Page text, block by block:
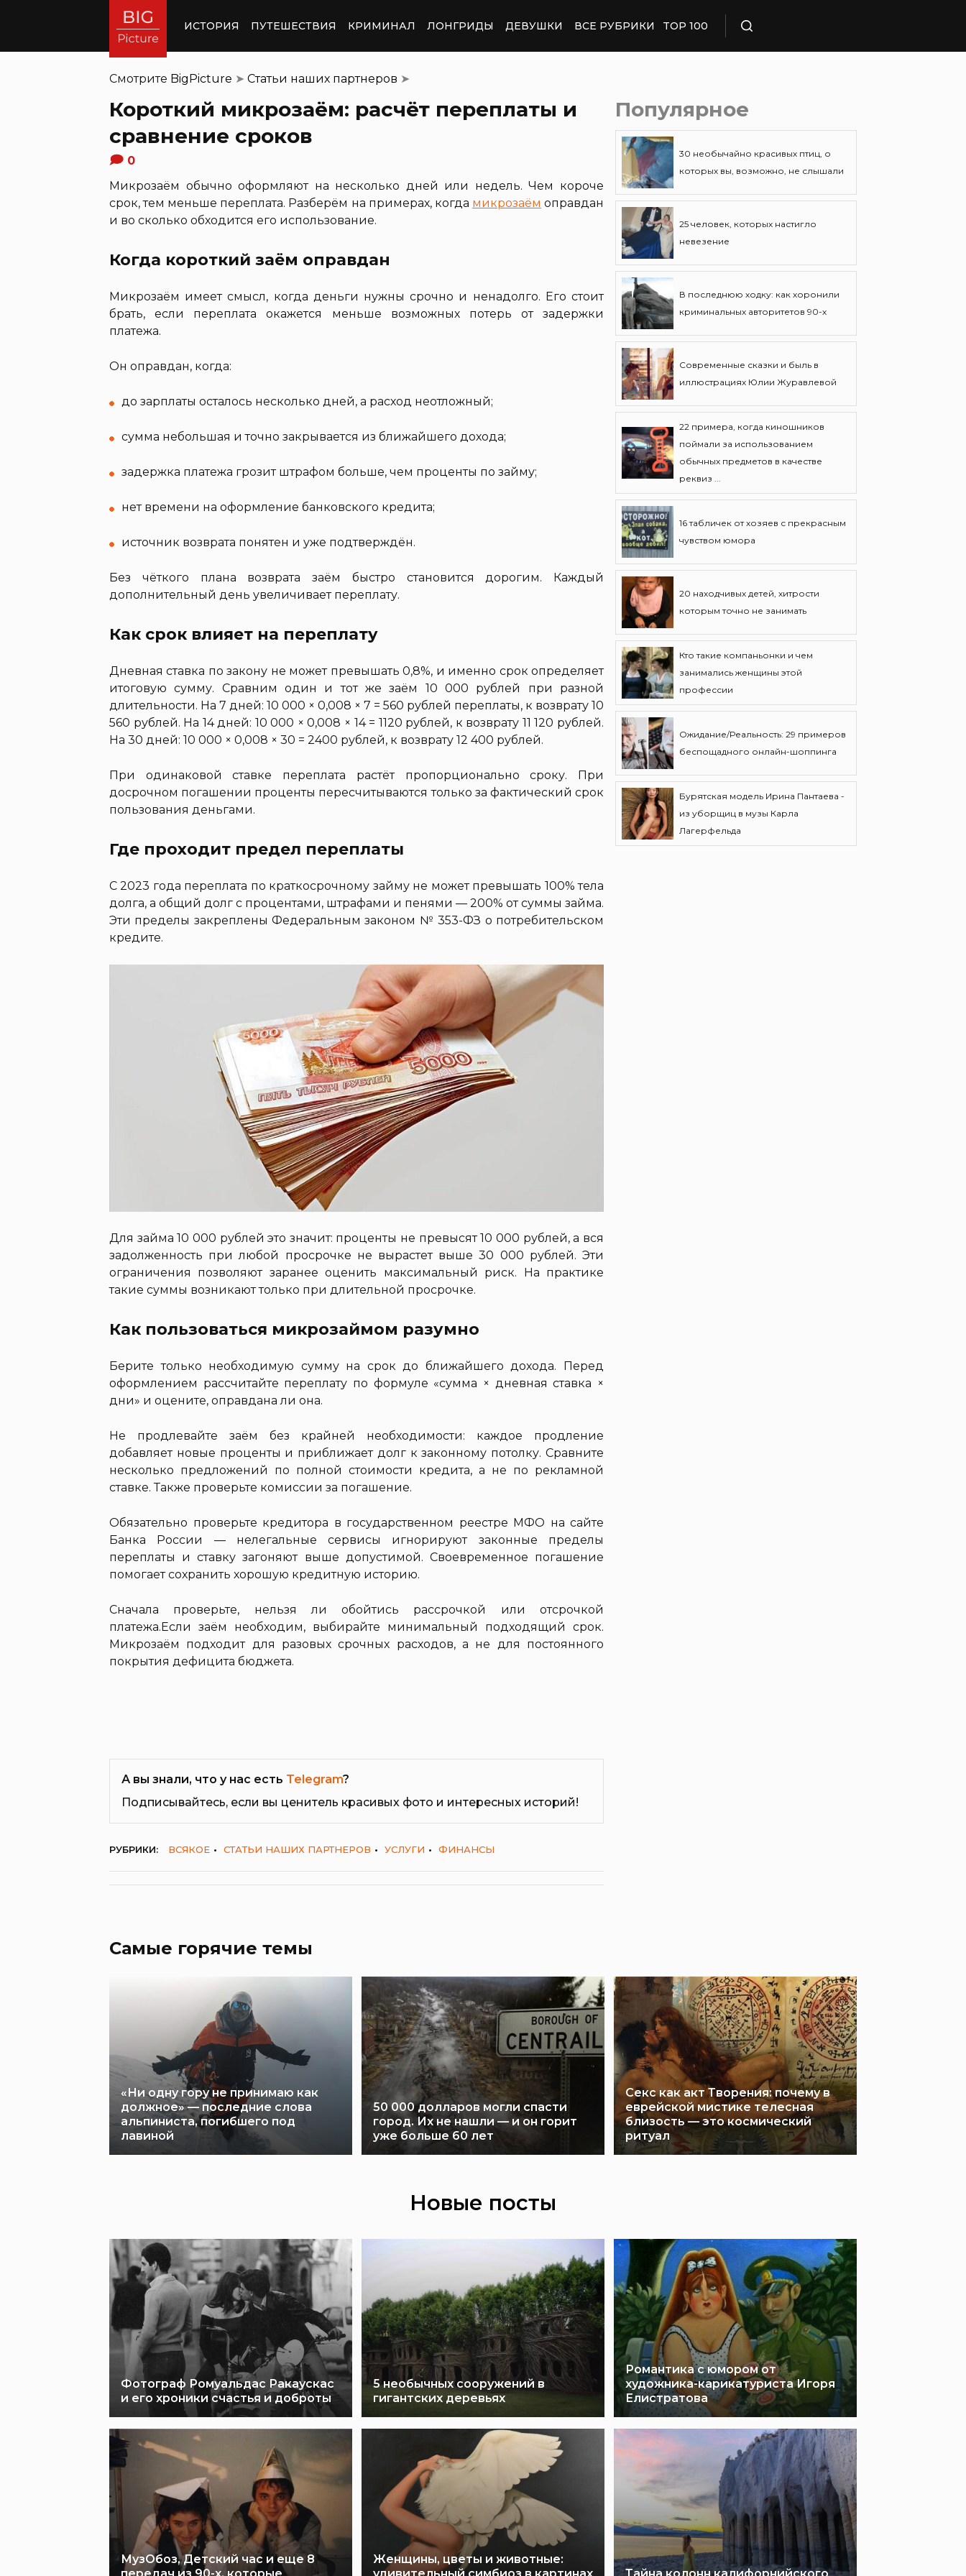
ИСТОРИЯ ПУТЕШЕСТВИЯ КРИМИНАЛ ЛОНГРИДЫ ДЕВУШКИ ВСЕ РУБРИКИ TOP 100
Смотрите BigPicture ➤ Статьи наших партнеров ➤
Короткий микрозаём: расчёт переплаты и
сравнение сроков
0
Микрозаём обычно оформляют на несколько дней или недель. Чем короче
срок, тем меньше переплата. Разберём на примерах, когда микрозаём оправдан
и во сколько обходится его использование.
Когда короткий заём оправдан
Микрозаём имеет смысл, когда деньги нужны срочно и ненадолго. Его стоит
брать, если переплата окажется меньше возможных потерь от задержки
платежа.
Он оправдан, когда:
до зарплаты осталось несколько дней, а расход неотложный;
сумма небольшая и точно закрывается из ближайшего дохода;
задержка платежа грозит штрафом больше, чем проценты по займу;
нет времени на оформление банковского кредита;
источник возврата понятен и уже подтверждён.
Без чёткого плана возврата заём быстро становится дорогим. Каждый
дополнительный день увеличивает переплату.
Как срок влияет на переплату
Дневная ставка по закону не может превышать 0,8%, и именно срок определяет
итоговую сумму. Сравним один и тот же заём 10 000 рублей при разной
длительности. На 7 дней: 10 000 × 0,008 × 7 = 560 рублей переплаты, к возврату 10
560 рублей. На 14 дней: 10 000 × 0,008 × 14 = 1120 рублей, к возврату 11 120 рублей.
На 30 дней: 10 000 × 0,008 × 30 = 2400 рублей, к возврату 12 400 рублей.
При одинаковой ставке переплата растёт пропорционально сроку. При
досрочном погашении проценты пересчитываются только за фактический срок
пользования деньгами.
Где проходит предел переплаты
С 2023 года переплата по краткосрочному займу не может превышать 100% тела
долга, а общий долг с процентами, штрафами и пенями — 200% от суммы займа.
Эти пределы закреплены Федеральным законом № 353-ФЗ о потребительском
кредите.
Для займа 10 000 рублей это значит: проценты не превысят 10 000 рублей, а вся
задолженность при любой просрочке не вырастет выше 30 000 рублей. Эти
ограничения позволяют заранее оценить максимальный риск. На практике
такие суммы возникают только при длительной просрочке.
Как пользоваться микрозаймом разумно
Берите только необходимую сумму на срок до ближайшего дохода. Перед
оформлением рассчитайте переплату по формуле «сумма × дневная ставка ×
дни» и оцените, оправдана ли она.
Не продлевайте заём без крайней необходимости: каждое продление
добавляет новые проценты и приближает долг к законному потолку. Сравните
несколько предложений по полной стоимости кредита, а не по рекламной
ставке. Также проверьте комиссии за погашение.
Обязательно проверьте кредитора в государственном реестре МФО на сайте
Банка России — нелегальные сервисы игнорируют законные пределы
переплаты и ставку загоняют выше допустимой. Своевременное погашение
помогает сохранить хорошую кредитную историю.
Сначала проверьте, нельзя ли обойтись рассрочкой или отсрочкой
платежа.Если заём необходим, выбирайте минимальный подходящий срок.
Микрозаём подходит для разовых срочных расходов, а не для постоянного
покрытия дефицита бюджета.
А вы знали, что у нас есть Telegram?
Подписывайтесь, если вы ценитель красивых фото и интересных историй!
РУБРИКИ: ВСЯКОЕ СТАТЬИ НАШИХ ПАРТНЕРОВ УСЛУГИ ФИНАНСЫ
Популярное
30 необычайно красивых птиц, о
которых вы, возможно, не слышали
25 человек, которых настигло
невезение
В последнюю ходку: как хоронили
криминальных авторитетов 90-х
Современные сказки и быль в
иллюстрациях Юлии Журавлевой
22 примера, когда киношников
поймали за использованием
обычных предметов в качестве
реквиз ...
16 табличек от хозяев с прекрасным
чувством юмора
20 находчивых детей, хитрости
которым точно не занимать
Кто такие компаньонки и чем
занимались женщины этой
профессии
Ожидание/Реальность: 29 примеров
беспощадного онлайн-шоппинга
Бурятская модель Ирина Пантаева -
из уборщиц в музы Карла
Лагерфельда
Самые горячие темы
«Ни одну гору не принимаю как
должное» — последние слова
альпиниста, погибшего под
лавиной
50 000 долларов могли спасти
город. Их не нашли — и он горит
уже больше 60 лет
Секс как акт Творения: почему в
еврейской мистике телесная
близость — это космический
ритуал
Новые посты
Фотограф Ромуальдас Ракаускас
и его хроники счастья и доброты
5 необычных сооружений в
гигантских деревьях
Романтика с юмором от
художника-карикатуриста Игоря
Елистратова
МузОбоз, Детский час и еще 8
передач из 90-х, которые
Женщины, цветы и животные:
удивительный симбиоз в картинах
Тайна колонн калифорнийского